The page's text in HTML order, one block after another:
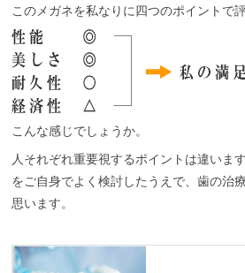
このメガネを私なりに四つのポイントで
こんな感じでしょうか。
人それぞれ重要視するポイントは違いま
をご自身でよく検討したうえで、歯の治
思います。